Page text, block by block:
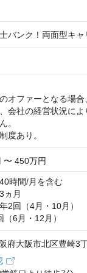
バンク！両面型キ
オファーとなる場
会社の経営状況に
。
度あり。
〜 450万円
時間/月を含む
ヵ月
2回（4月・10月）
6月・12月）
府大阪市北区豊崎3